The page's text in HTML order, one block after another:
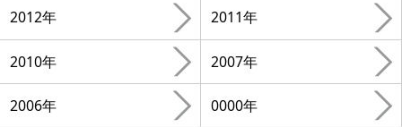
2012年 2011年
2010年 2007年
2006年 0000年